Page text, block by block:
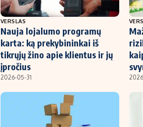
VERSLAS
Nauja lojalumo programų
karta: ką prekybininkai iš
tikrųjų žino apie klientus ir jų
įpročius
2026-05-31